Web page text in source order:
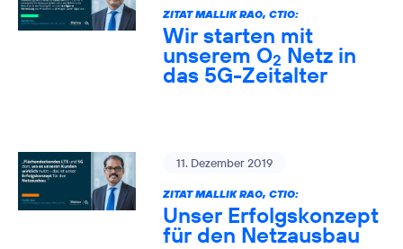
ZITAT MALLIK RAO, CTIO:
Wir starten mit
unserem O2 Netz in
das 5G-Zeitalter
11. Dezember 2019
ZITAT MALLIK RAO, CTIO:
Unser Erfolgskonzept
für den Netzausbau